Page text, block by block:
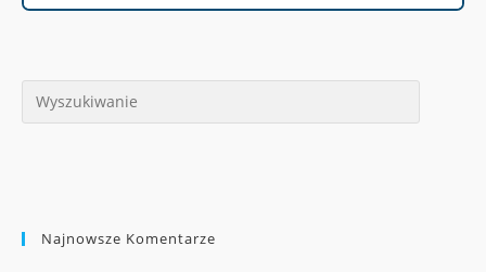
Najnowsze Komentarze